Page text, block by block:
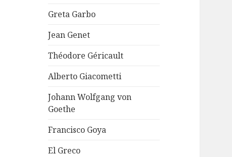
Greta Garbo
Jean Genet
Théodore Géricault
Alberto Giacometti
Johann Wolfgang von
Goethe
Francisco Goya
El Greco